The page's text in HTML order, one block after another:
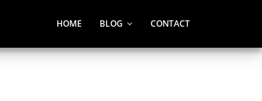
HOME BLOG CONTACT